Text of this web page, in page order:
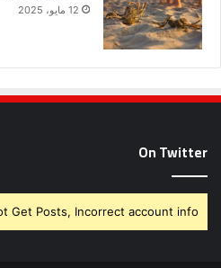
12 مايو، 2025
On Twitter
Get Posts, Incorrect account info.